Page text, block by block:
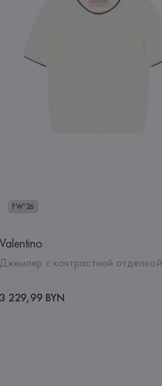
FW'26
Valentino
Джемпер с контрастной отделкой
3 229,99 BYN